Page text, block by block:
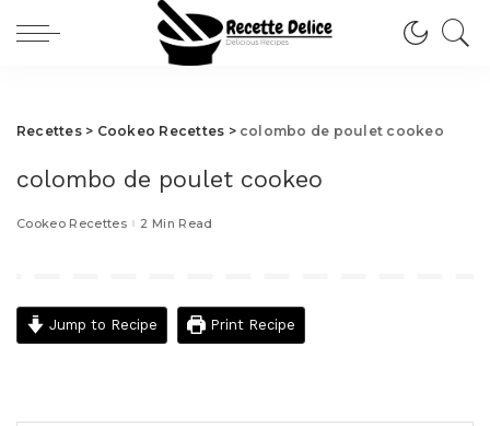
Recettes> Cookeo Recettes > colombo de poulet cookeo
colombo de poulet cookeo
Cookeo Recettes 2 Min Read
Jump to Recipe Print Recipe